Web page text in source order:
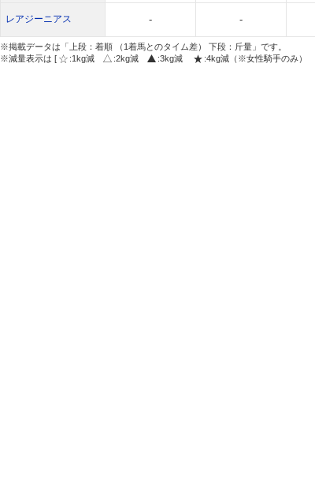
レアジーニアス - -
※掲載データは「上段：着順 （1着馬とのタイム差） 下段：斤量」です。
※減量表示は [
:1kg減 :2kg減 :3kg減 :4kg減（※女性騎手のみ）